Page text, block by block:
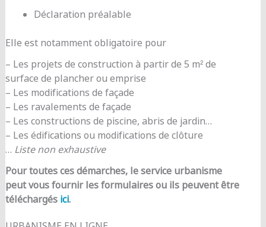
Déclaration préalable
Elle est notamment obligatoire pour
– Les projets de construction à partir de 5 m² de
surface de plancher ou emprise
– Les modifications de façade
– Les ravalements de façade
– Les constructions de piscine, abris de jardin…
– Les édifications ou modifications de clôture
… Liste non exhaustive
Pour toutes ces démarches, le service urbanisme
peut vous fournir les formulaires ou ils peuvent être
téléchargés ici.